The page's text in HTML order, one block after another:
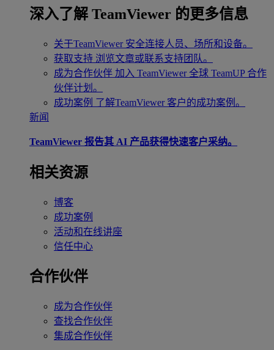
深入了解 TeamViewer 的更多信息
关于TeamViewer 安全连接人员、场所和设备。
获取支持 浏览文章或联系支持团队。
成为合作伙伴 加入 TeamViewer 全球 TeamUP 合作
伙伴计划。
成功案例 了解TeamViewer 客户的成功案例。
新闻
TeamViewer 报告其 AI 产品获得快速客户采纳。
相关资源
博客
成功案例
活动和在线讲座
信任中心
合作伙伴
成为合作伙伴
查找合作伙伴
集成合作伙伴